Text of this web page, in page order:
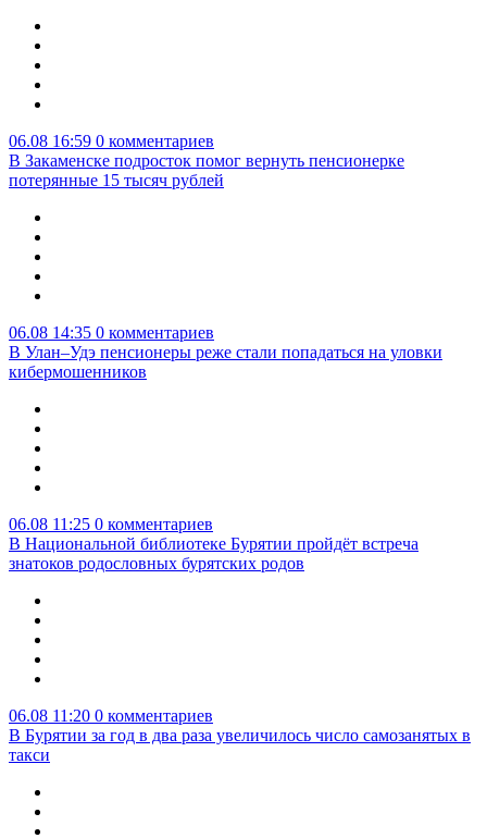
06.08 16:59 0 комментариев
В Закаменске подросток помог вернуть пенсионерке
потерянные 15 тысяч рублей
06.08 14:35 0 комментариев
В Улан–Удэ пенсионеры реже стали попадаться на уловки
кибермошенников
06.08 11:25 0 комментариев
В Национальной библиотеке Бурятии пройдёт встреча
знатоков родословных бурятских родов
06.08 11:20 0 комментариев
В Бурятии за год в два раза увеличилось число самозанятых в
такси